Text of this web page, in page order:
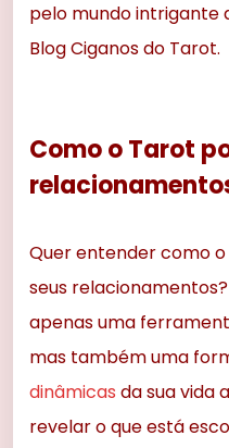
pelo mundo intrigante
Blog Ciganos do Tarot.
Como o Tarot
Quer entender como
seus
apenas uma
mas também uma
dinâmicas da sua vida
revelar o que está